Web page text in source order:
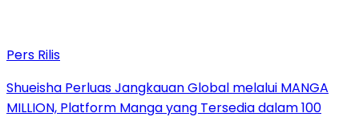
Pers Rilis
Shueisha Perluas Jangkauan Global melalui MANGA
MILLION, Platform Manga yang Tersedia dalam 100